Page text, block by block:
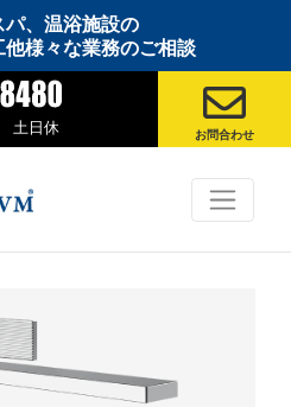
パ、温浴施設の
様々な業務のご相談
土日休 お問合わせ